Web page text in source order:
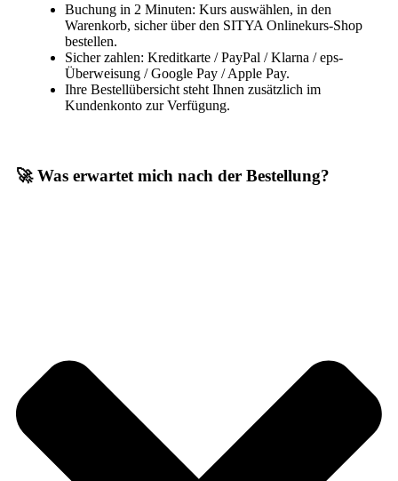
Buchung in 2 Minuten: Kurs auswählen, in den
Warenkorb, sicher über den SITYA Onlinekurs-Shop
bestellen.
Sicher zahlen: Kreditkarte / PayPal / Klarna / eps-
Überweisung / Google Pay / Apple Pay.
Ihre Bestellübersicht steht Ihnen zusätzlich im
Kundenkonto zur Verfügung.
🚀 Was erwartet mich nach der Bestellung?